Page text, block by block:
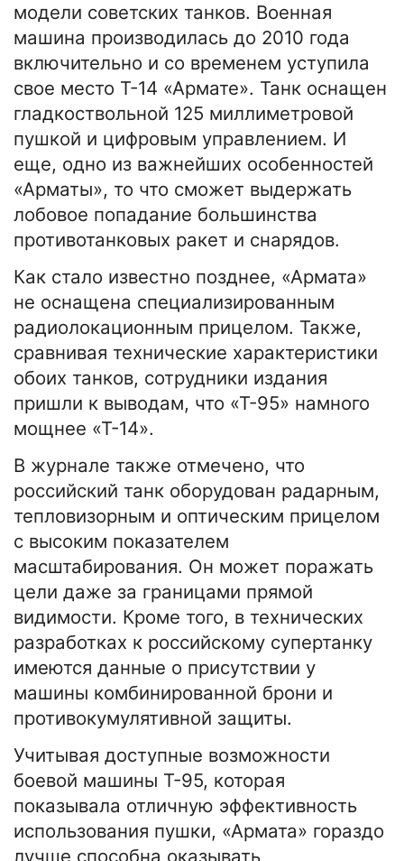
модели советских танков. Военная
машина производилась до 2010 года
включительно и со временем уступила
свое место Т-14 «Армате». Танк оснащен
гладкоствольной 125 миллиметровой
пушкой и цифровым управлением. И
еще, одно из важнейших особенностей
«Арматы», то что сможет выдержать
лобовое попадание большинства
противотанковых ракет и снарядов.
Как стало известно позднее, «Армата»
не оснащена специализированным
радиолокационным прицелом. Также,
сравнивая технические характеристики
обоих танков, сотрудники издания
пришли к выводам, что «Т-95» намного
мощнее «Т-14».
В журнале также отмечено, что
российский танк оборудован радарным,
тепловизорным и оптическим прицелом
с высоким показателем
масштабирования. Он может поражать
цели даже за границами прямой
видимости. Кроме того, в технических
разработках к российскому супертанку
имеются данные о присутствии у
машины комбинированной брони и
противокумулятивной защиты.
Учитывая доступные возможности
боевой машины Т-95, которая
показывала отличную эффективность
использования пушки, «Армата» гораздо
лучше способна оказывать